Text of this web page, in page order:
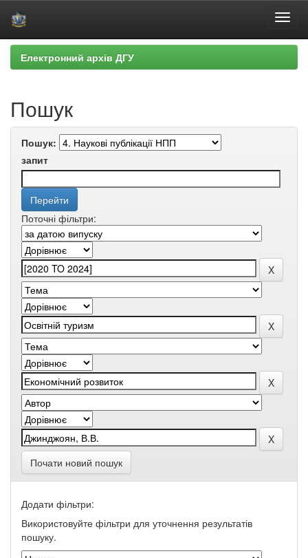
Skip
navigation
Електронний архів ДГУ
Пошук
Пошук:
запит
Поточні фільтри:
Почати новий пошук
Додати фільтри:
Використовуйте фільтри для уточнення результатів
пошуку.